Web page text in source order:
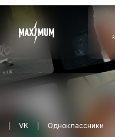
VK
Одноклассники